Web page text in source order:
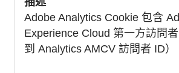
Adobe Analytics Cookie 包含
Experience Cloud 第一方訪問
到 Analytics AMCV 訪問者 ID）